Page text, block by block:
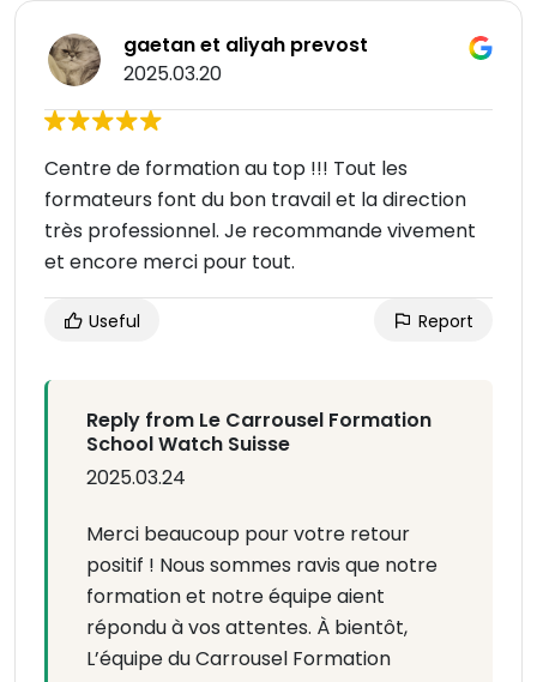
gaetan et aliyah prevost
2025.03.20
Centre de formation au top !!! Tout les
formateurs font du bon travail et la direction
très professionnel. Je recommande vivement
et encore merci pour tout.
Useful Report
Reply from Le Carrousel Formation
School Watch Suisse
2025.03.24
Merci beaucoup pour votre retour
positif ! Nous sommes ravis que notre
formation et notre équipe aient
répondu à vos attentes. À bientôt,
L’équipe du Carrousel Formation